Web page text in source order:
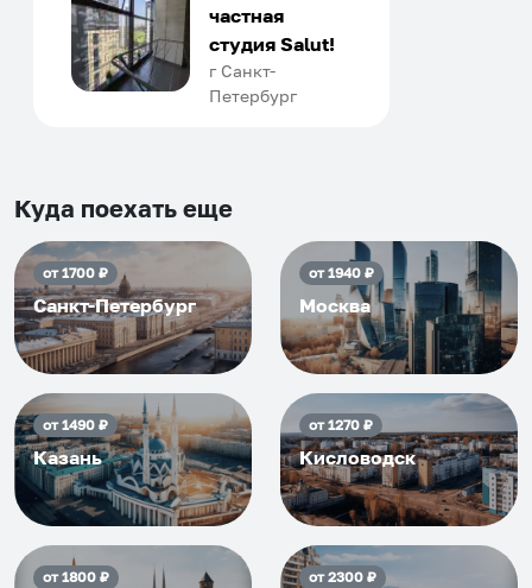
отличном уровне. Хозяин
апартаментов доброй души
человек, всегда можно
договориться, подскажет
приезжать еще...
частная
студия Salut!
г Санкт-
Петербург
Куда поехать еще
от1700₽
Санкт-Петербург
от1940₽
Москва
от1490₽
Казань
от1270₽
Кисловодск
от1800₽ от2300₽